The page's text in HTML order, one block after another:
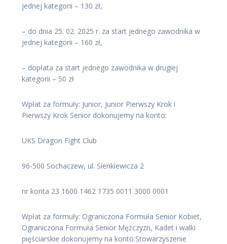
jednej kategorii – 130 zł,
– do dnia 25. 02. 2025 r. za start jednego zawodnika w
jednej kategorii – 160 zł,
– dopłata za start jednego zawodnika w drugiej
kategorii – 50 zł
Wpłat za formuły: Junior, Junior Pierwszy Krok i
Pierwszy Krok Senior dokonujemy na konto:
UKS Dragon Fight Club
96-500 Sochaczew, ul. Sienkiewicza 2
nr konta 23 1600 1462 1735 0011 3000 0001
Wpłat za formuły: Ograniczona Formuła Senior Kobiet,
Ograniczona Formuła Senior Mężczyzn, Kadet i walki
pięściarskie dokonujemy na konto:Stowarzyszenie